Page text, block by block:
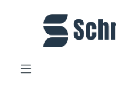
Zum Hauptinhalt springen